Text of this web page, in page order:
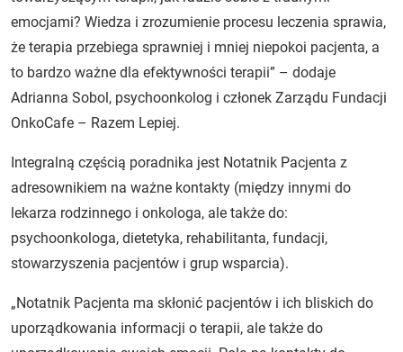
emocjami? Wiedza i zrozumienie procesu leczenia sprawia,
że terapia przebiega sprawniej i mniej niepokoi pacjenta, a
to bardzo ważne dla efektywności terapii” – dodaje
Adrianna Sobol, psychoonkolog i członek Zarządu Fundacji
OnkoCafe – Razem Lepiej.
Integralną częścią poradnika jest Notatnik Pacjenta z
adresownikiem na ważne kontakty (między innymi do
lekarza rodzinnego i onkologa, ale także do:
psychoonkologa, dietetyka, rehabilitanta, fundacji,
stowarzyszenia pacjentów i grup wsparcia).
„Notatnik Pacjenta ma skłonić pacjentów i ich bliskich do
uporządkowania informacji o terapii, ale także do